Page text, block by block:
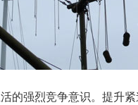
的强烈竞争意识。提升